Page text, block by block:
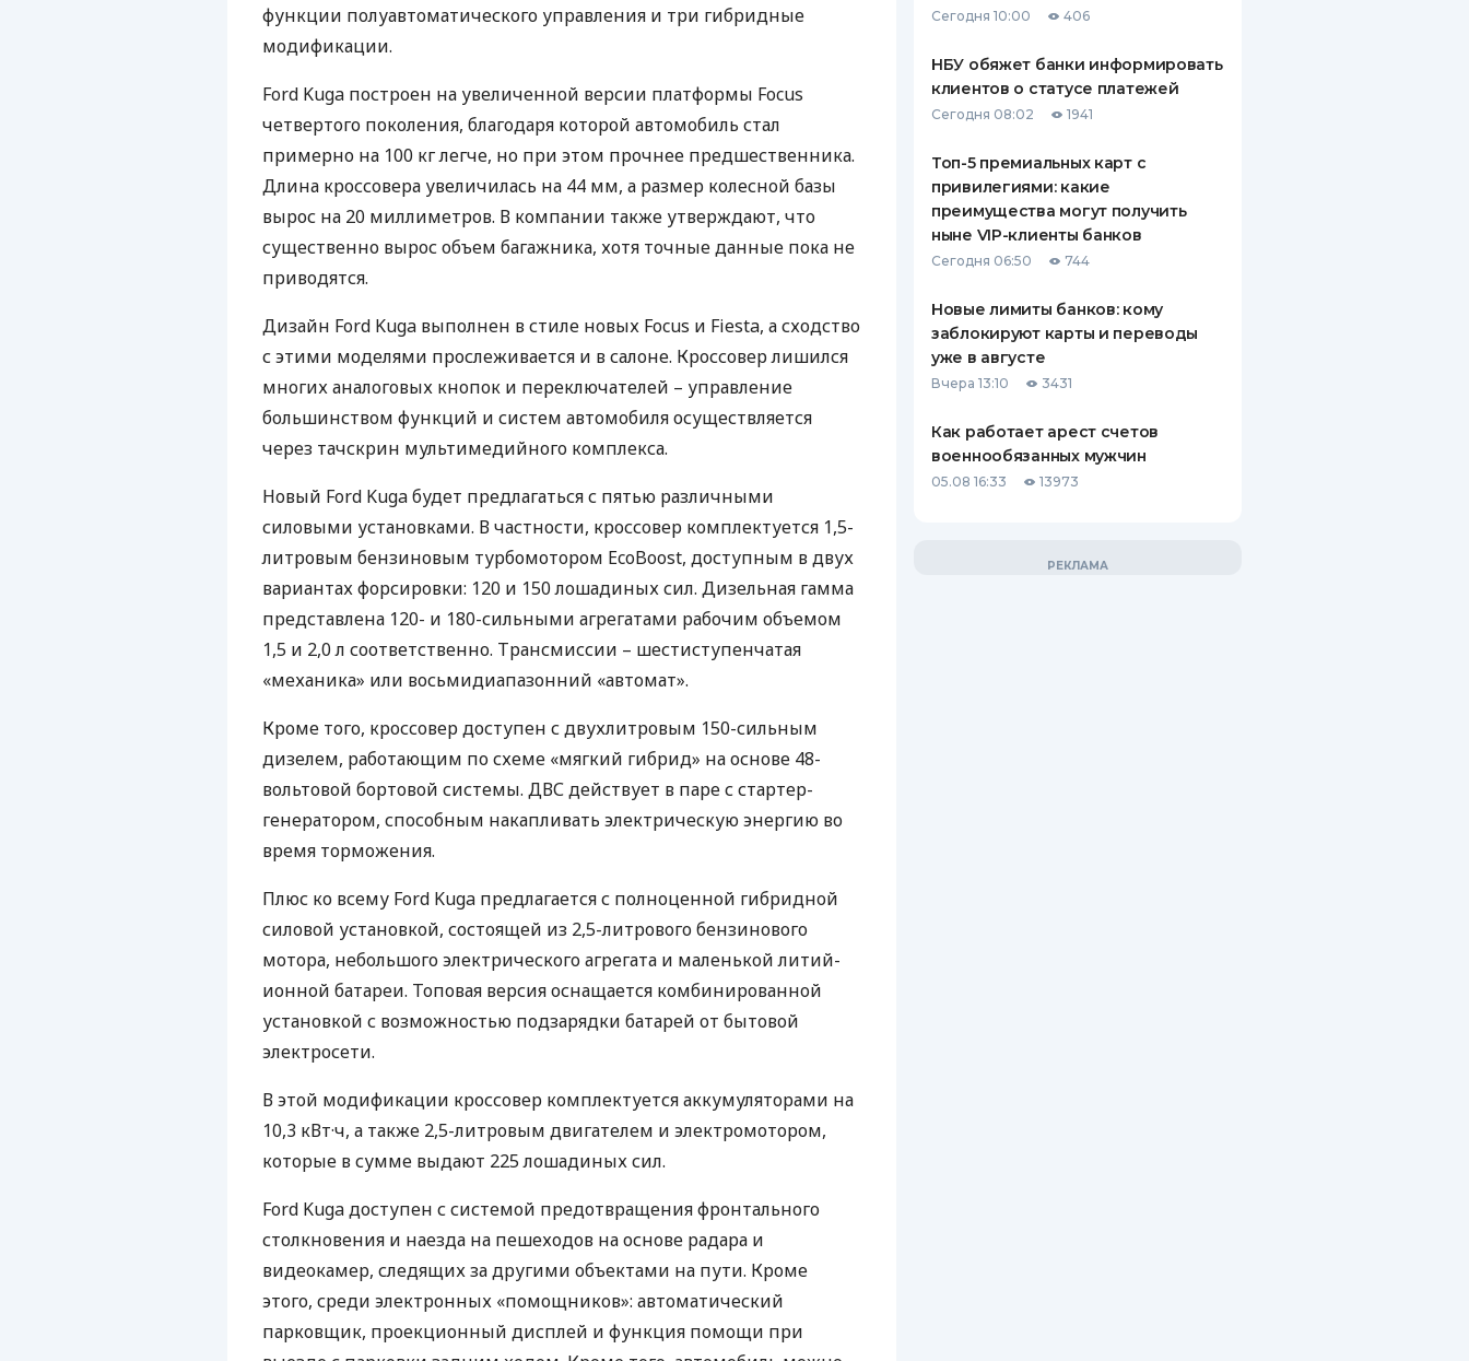
ПУТЕВОДИТЕЛИ ПО
БАНКОВСКИМ КАРТАМ
СТРАХОВАНИЮ
ВСЕ СТРАХОВЫЕ ПОЛИСЫ
ОТЗЫВЫ О СТРАХОВЫХ
КОМПАНИЯХ
функции полуавтоматического управления и три гибридные
модификации.
Ford Kuga построен на увеличенной версии платформы Focus
четвертого поколения, благодаря которой автомобиль стал
примерно на 100 кг легче, но при этом прочнее предшественника.
Длина кроссовера увеличилась на 44 мм, а размер колесной базы
вырос на 20 миллиметров. В компании также утверждают, что
существенно вырос объем багажника, хотя точные данные пока не
приводятся.
Дизайн Ford Kuga выполнен в стиле новых Focus и Fiesta, а сходство
с этими моделями прослеживается и в салоне. Кроссовер лишился
многих аналоговых кнопок и переключателей – управление
большинством функций и систем автомобиля осуществляется
через тачскрин мультимедийного комплекса.
Новый Ford Kuga будет предлагаться с пятью различными
силовыми установками. В частности, кроссовер комплектуется 1,5-
литровым бензиновым турбомотором EcoBoost, доступным в двух
вариантах форсировки: 120 и 150 лошадиных сил. Дизельная гамма
представлена ​​120- и 180-сильными агрегатами рабочим объемом
1,5 и 2,0 л соответственно. Трансмиссии – шестиступенчатая
«механика» или восьмидиапазонний «автомат».
Кроме того, кроссовер доступен с двухлитровым 150-сильным
дизелем, работающим по схеме «мягкий гибрид» на основе 48-
вольтовой бортовой системы. ДВСдействует в паре с стартер-
генератором, способным накапливать электрическую энергию во
время торможения.
Плюс ко всему Ford Kuga предлагается с полноценной гибридной
силовой установкой, состоящей из 2,5-литрового бензинового
мотора, небольшого электрического агрегата и маленькой литий-
ионной батареи. Топовая версия оснащается комбинированной
установкой с возможностью подзарядки батарей от бытовой
электросети.
В этой модификации кроссовер комплектуется аккумуляторами на
10,3 кВт·ч, а также 2,5-литровым двигателем и электромотором,
которые в сумме выдают 225 лошадиных сил.
Ford Kuga доступен с системой предотвращения фронтального
столкновения и наезда на пешеходов на основе радара и
видеокамер, следящих за другими объектами на пути. Кроме
этого, среди электронных «помощников»: автоматический
парковщик, проекционный дисплей и функция помощи при
Сегодня 10:00 406
НБУ обяжет банки информировать
клиентов о статусе платежей
Сегодня 08:02 1941
Топ-5 премиальных карт с
привилегиями: какие
преимущества могут получить
ныне VIP-клиенты банков
Сегодня 06:50 744
Новые лимиты банков: кому
заблокируют карты и переводы
уже в августе
Вчера 13:10 3431
Как работает арест счетов
военнообязанных мужчин
05.08 16:33 13973